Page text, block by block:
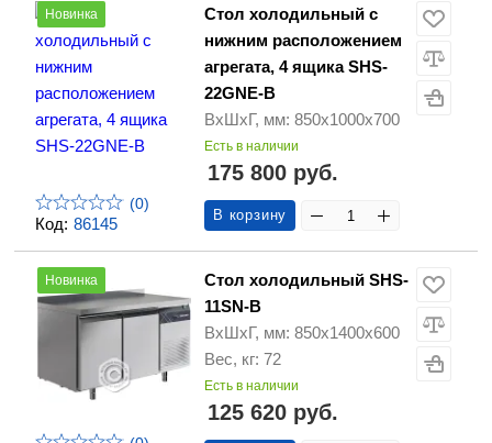
Код: 86145
Новинка
(0)
Стол холодильный с
нижним расположением
агрегата, 4 ящика SHS-
22GNE-B
ВхШхГ, мм: 850х1000х700
Есть в наличии
175 800 руб.
В корзину
Новинка
Стол холодильный SHS-
11SN-B
ВхШхГ, мм: 850х1400х600
Вес, кг: 72
Есть в наличии
125 620 руб.